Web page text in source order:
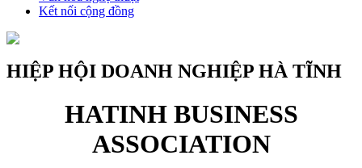
Kết nối cộng đồng
HIỆP HỘI DOANH NGHIỆP HÀ TĨNH
HATINH BUSINESS
ASSOCIATION